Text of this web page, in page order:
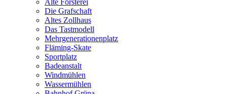
Alte Försterei
Die Grafschaft
Altes Zollhaus
Das Tastmodell
Mehrgenerationenplatz
Fläming-Skate
Sportplatz
Badeanstalt
Windmühlen
Wassermühlen